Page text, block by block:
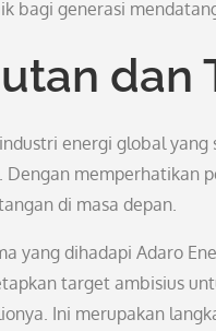
bagi generasi
dan
energi global
memperhatikan
di masa depan.
yang dihadapi Adaro
target ambisius
Ini merupakan